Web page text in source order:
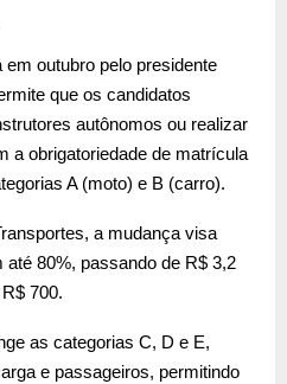
outubro pelo presidente
que os candidatos
autônomos ou realizar
a obrigatoriedade de matrícula
A (moto) e B (carro).
a mudança visa
80%, passando de R$ 3,2
700.
as categorias C, D e E,
e passageiros, permitindo